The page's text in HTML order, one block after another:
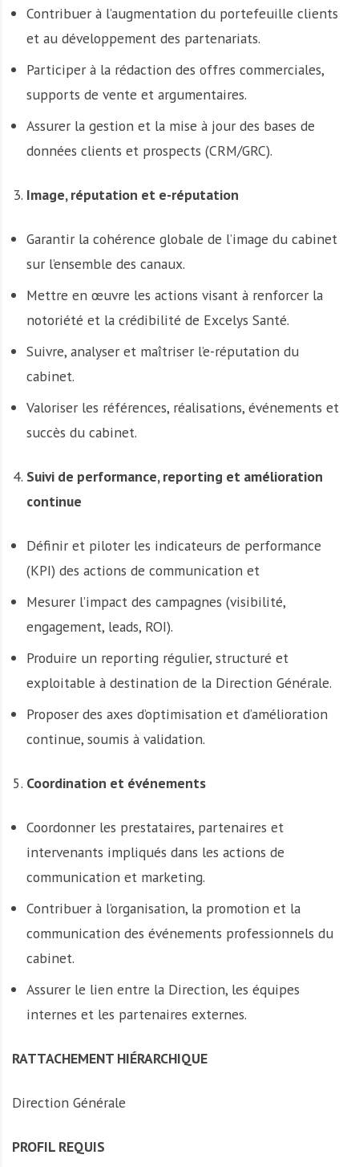
Contribuer à l’augmentation du portefeuille clients
et au développement des partenariats.
Participer à la rédaction des offres commerciales,
supports de vente et argumentaires.
Assurer la gestion et la mise à jour des bases de
données clients et prospects (CRM/GRC).
Image, réputation et e-réputation
Garantir la cohérence globale de l’image du cabinet
sur l’ensemble des canaux.
Mettre en œuvre les actions visant à renforcer la
notoriété et la crédibilité de Excelys Santé.
Suivre, analyser et maîtriser l’e-réputation du
cabinet.
Valoriser les références, réalisations, événements et
succès du cabinet.
Suivi de performance, reporting et amélioration
continue
Définir et piloter les indicateurs de performance
(KPI) des actions de communication et
Mesurer l’impact des campagnes (visibilité,
engagement, leads, ROI).
Produire un reporting régulier, structuré et
exploitable à destination de la Direction Générale.
Proposer des axes d’optimisation et d’amélioration
continue, soumis à validation.
Coordination et événements
Coordonner les prestataires, partenaires et
intervenants impliqués dans les actions de
communication et marketing.
Contribuer à l’organisation, la promotion et la
communication des événements professionnels du
cabinet.
Assurer le lien entre la Direction, les équipes
internes et les partenaires externes.
RATTACHEMENT HIÉRARCHIQUE
Direction Générale
PROFIL REQUIS